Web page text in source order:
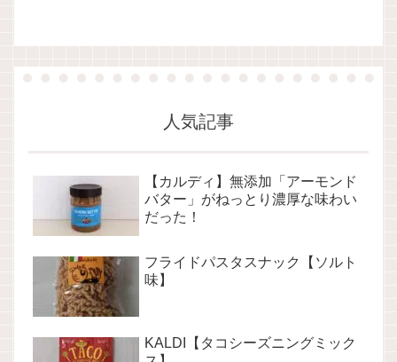
人気記事
【カルディ】無添加「アーモンド
バター」がねっとり濃厚な味わい
だった！
フライドパスタスナック【ソルト
味】
KALDI【タコシーズニングミック